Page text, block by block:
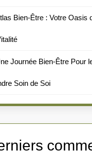
Bien-Être : Votre Oasis
Journée Bien-Être Pour
Soin de Soi